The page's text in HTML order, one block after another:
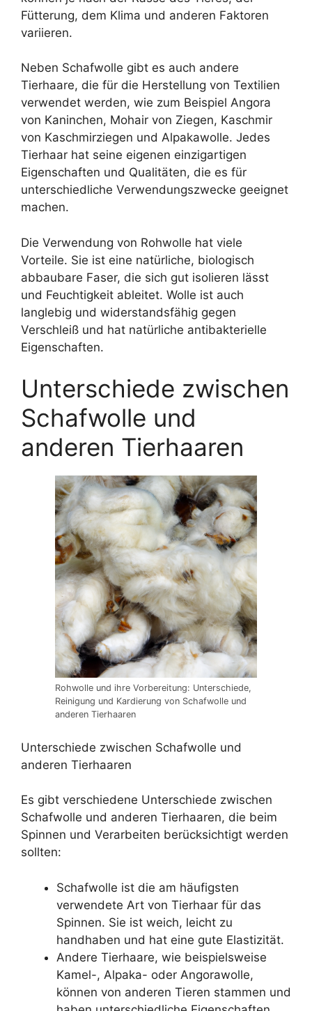
Fütterung, dem Klima und anderen Faktoren
variieren.
Neben Schafwolle gibt es auch andere
Tierhaare, die für die Herstellung von Textilien
verwendet werden, wie zum Beispiel Angora
von Kaninchen, Mohair von Ziegen, Kaschmir
von Kaschmirziegen und Alpakawolle. Jedes
Tierhaar hat seine eigenen einzigartigen
Eigenschaften und Qualitäten, die es für
unterschiedliche Verwendungszwecke geeignet
machen.
Die Verwendung von Rohwolle hat viele
Vorteile. Sie ist eine natürliche, biologisch
abbaubare Faser, die sich gut isolieren lässt
und Feuchtigkeit ableitet. Wolle ist auch
langlebig und widerstandsfähig gegen
Verschleiß und hat natürliche antibakterielle
Eigenschaften.
Unterschiede zwischen
Schafwolle und
anderen Tierhaaren
Rohwolle und ihre Vorbereitung: Unterschiede,
Reinigung und Kardierung von Schafwolle und
anderen Tierhaaren
Unterschiede zwischen Schafwolle und
anderen Tierhaaren
Es gibt verschiedene Unterschiede zwischen
Schafwolle und anderen Tierhaaren, die beim
Spinnen und Verarbeiten berücksichtigt werden
sollten:
Schafwolle ist die am häufigsten
verwendete Art von Tierhaar für das
Spinnen. Sie ist weich, leicht zu
handhaben und hat eine gute Elastizität.
Andere Tierhaare, wie beispielsweise
Kamel-, Alpaka- oder Angorawolle,
können von anderen Tieren stammen und